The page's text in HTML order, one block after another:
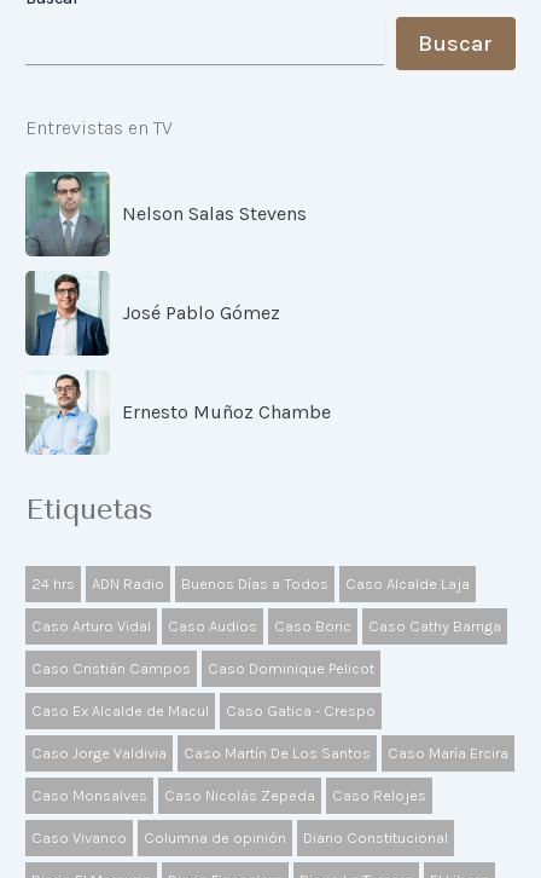
Buscar
Entrevistas en TV
Nelson Salas Stevens
José Pablo Gómez
Ernesto Muñoz Chambe
Etiquetas
24 hrs ADN Radio Buenos Días a Todos Caso Alcalde Laja
Caso Arturo Vidal Caso Audios Caso Boric Caso Cathy Barriga
Caso Cristián Campos Caso Dominique Pelicot
Caso Ex Alcalde de Macul Caso Gatica - Crespo
Caso Jorge Valdivia Caso Martín De Los Santos Caso María Ercira
Caso Monsalves Caso Nicolás Zepeda Caso Relojes
Caso Vivanco Columna de opinión Diario Constitucional